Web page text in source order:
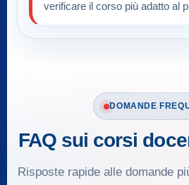
verificare il corso più adatto al
DOMANDE
FAQ sui corsi
Risposte rapide alle domande